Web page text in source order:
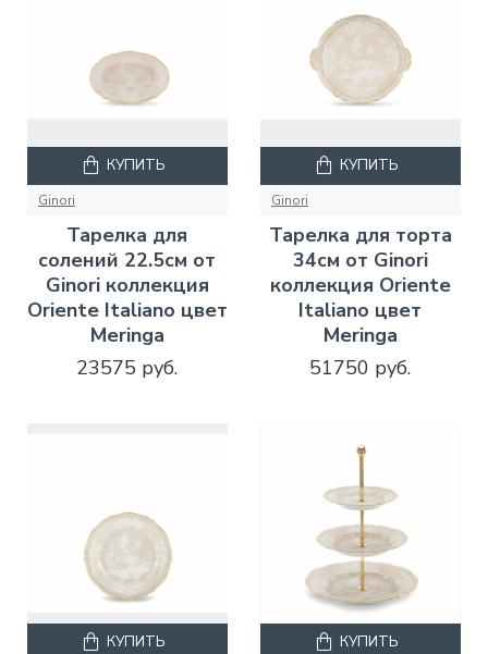
Ginori
Тарелка для
солений 22.5см от
Ginori коллекция
Oriente Italiano цвет
Meringa
23575 руб.
КУПИТЬ
Ginori
Тарелка для торта
34см от Ginori
коллекция Oriente
Italiano цвет
Meringa
51750 руб.
КУПИТЬ
КУПИТЬ КУПИТЬ